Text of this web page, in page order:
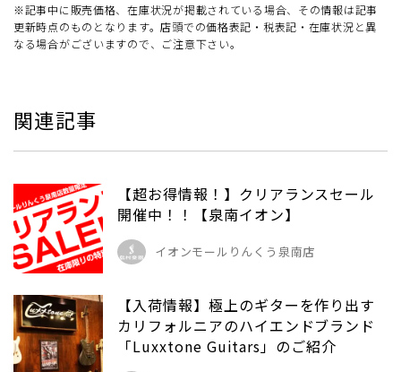
※記事中に販売価格、在庫状況が掲載されている場合、その情報は記事
更新時点のものとなります。店頭での価格表記・税表記・在庫状況と異
なる場合がございますので、ご注意下さい。
関連記事
【超お得情報！】クリアランスセール
開催中！！【泉南イオン】
イオンモールりんくう泉南店
【入荷情報】極上のギターを作り出す
カリフォルニアのハイエンドブランド
「Luxxtone Guitars」のご紹介